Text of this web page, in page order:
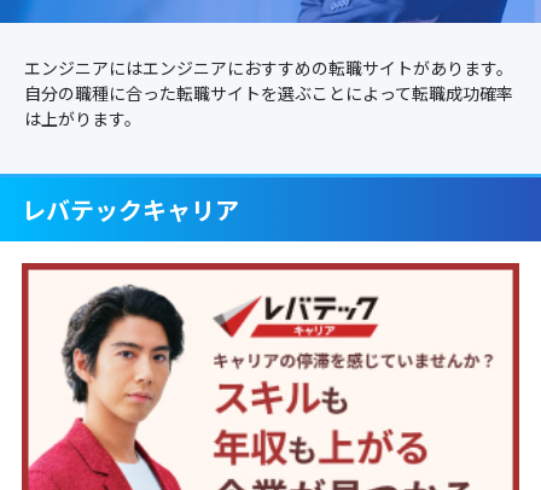
エンジニアにはエンジニアにおすすめの転職サイトがあります。
自分の職種に合った転職サイトを選ぶことによって転職成功確率
は上がります。
レバテックキャリア